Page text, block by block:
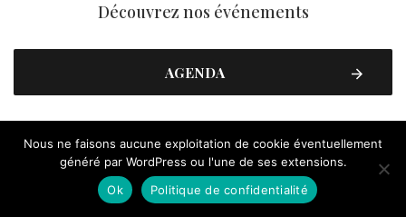
Découvrez nos événements
AGENDA
Suivez nous !
Nous ne faisons aucune exploitation de cookie éventuellement
généré par WordPress ou l'une de ses extensions.
Ok
Politique de confidentialité